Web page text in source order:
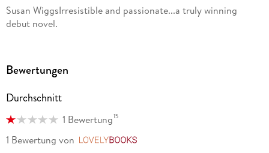
Facebook. com/KresleyCole.
Susan WiggsIrresistible and passionate...a truly winning
debut novel.
Bewertungen
Durchschnitt
1 Bewertung15
1 Bewertung von